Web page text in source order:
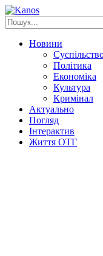
Новини
Політика
Економіка
Культура
Кримінал
Актуально
Погляд
Інтерактив
Життя ОТГ